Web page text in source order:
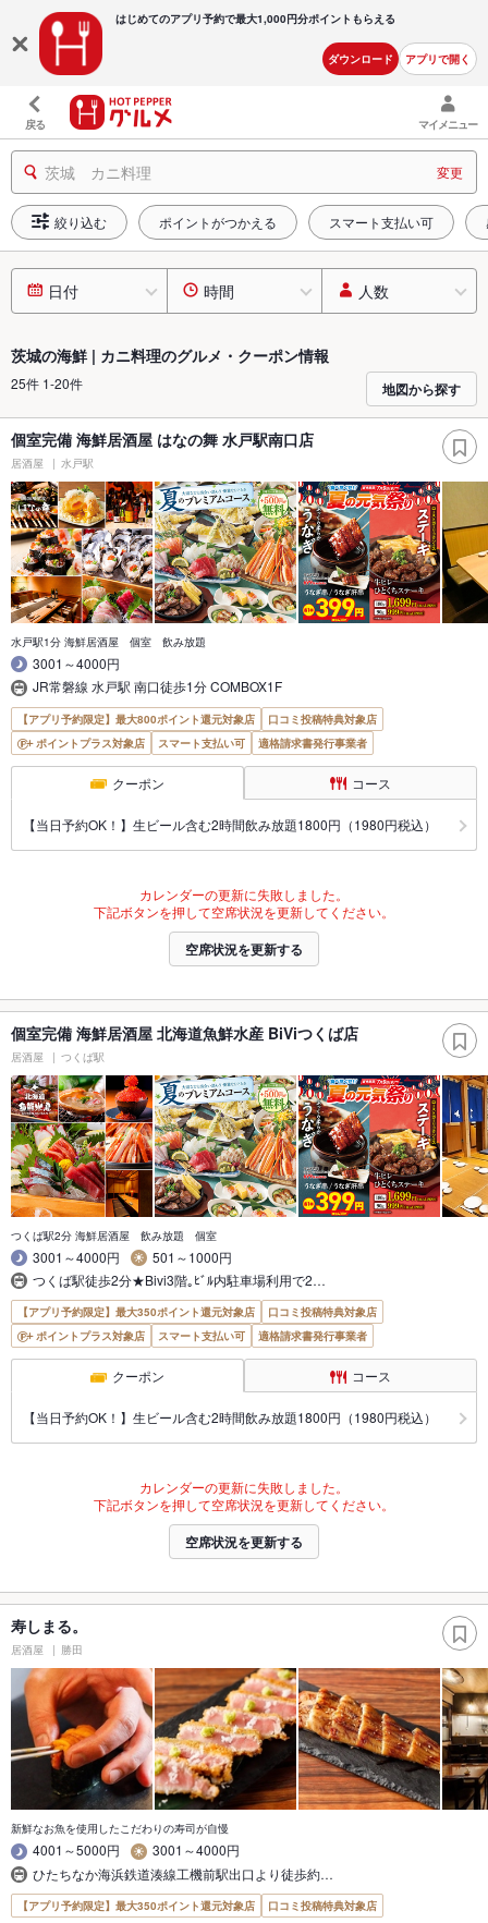
はじめてのアプリ予約で最大1,000円分ポイントもらえる
ダウンロード アプリで開く
戻る マイメニュー
茨城 カニ料理 変更
絞り込む ポイントがつかえる スマート支払い可
日付 時間 人数
茨城の海鮮 | カニ料理のグルメ・クーポン情報
25件 1-20件 地図から探す
個室完備 海鮮居酒屋 はなの舞 水戸駅南口店
居酒屋 水戸駅
水戸駅1分 海鮮居酒屋 個室 飲み放題
3001～4000円
JR常磐線 水戸駅 南口徒歩1分 COMBOX1F
【アプリ予約限定】最大800ポイント還元対象店
口コミ投稿特典対象店
ポイントプラス対象店
スマート支払い可 適格請求書発行事業者
クーポン コース
【当日予約OK！】生ビール含む2時間飲み放題1800円（1980円税込）
カレンダーの更新に失敗しました。
下記ボタンを押して空席状況を更新してください。
空席状況を更新する
個室完備 海鮮居酒屋 北海道魚鮮水産 BiViつくば店
居酒屋 つくば駅
つくば駅2分 海鮮居酒屋 飲み放題 個室
3001～4000円
501～1000円
つくば駅徒歩2分★Bivi3階｡ﾋﾞﾙ内駐車場利用で2…
【アプリ予約限定】最大350ポイント還元対象店
口コミ投稿特典対象店
ポイントプラス対象店
スマート支払い可 適格請求書発行事業者
クーポン コース
【当日予約OK！】生ビール含む2時間飲み放題1800円（1980円税込）
カレンダーの更新に失敗しました。
下記ボタンを押して空席状況を更新してください。
空席状況を更新する
寿しまる。
居酒屋 勝田
新鮮なお魚を使用したこだわりの寿司が自慢
4001～5000円
3001～4000円
ひたちなか海浜鉄道湊線工機前駅出口より徒歩約…
【アプリ予約限定】最大350ポイント還元対象店 口コミ投稿特典対象店